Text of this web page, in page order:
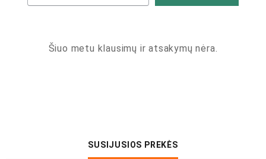
Šiuo metu klausimų ir atsakymų nėra.
SUSIJUSIOS PREKĖS